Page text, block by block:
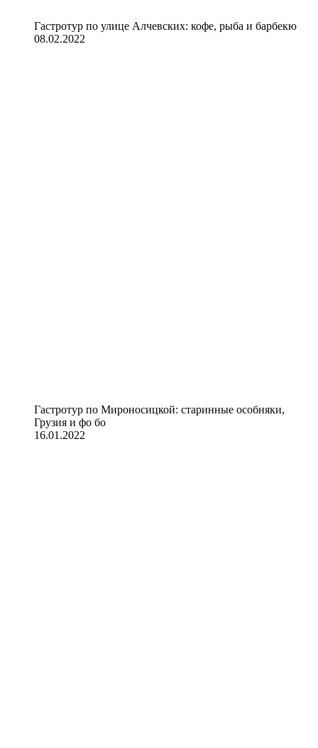
Гастротур по улице Алчевских: кофе, рыба и барбекю
08.02.2022
Гастротур по Мироносицкой: старинные особняки,
Грузия и фо бо
16.01.2022